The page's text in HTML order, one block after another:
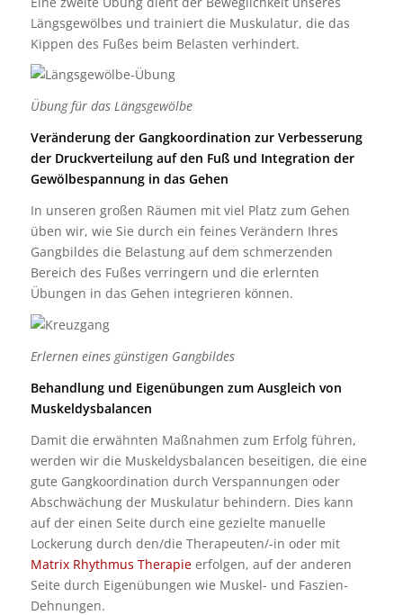
Längsgewölbes und trainiert die Muskulatur, die das
Kippen des Fußes beim Belasten verhindert.
Übung für das Längsgewölbe
Veränderung der Gangkoordination zur Verbesserung
der Druckverteilung auf den Fuß und Integration der
Gewölbespannung in das Gehen
In unseren großen Räumen mit viel Platz zum Gehen
üben wir, wie Sie durch ein feines Verändern Ihres
Gangbildes die Belastung auf dem schmerzenden
Bereich des Fußes verringern und die erlernten
Übungen in das Gehen integrieren können.
Erlernen eines günstigen Gangbildes
Behandlung und Eigenübungen zum Ausgleich von
Muskeldysbalancen
Damit die erwähnten Maßnahmen zum Erfolg führen,
werden wir die Muskeldysbalancen beseitigen, die eine
gute Gangkoordination durch Verspannungen oder
Abschwächung der Muskulatur behindern. Dies kann
auf der einen Seite durch eine gezielte manuelle
Lockerung durch den/die Therapeuten/-in oder mit
Matrix Rhythmus Therapieerfolgen, auf der anderen
Seite durch Eigenübungen wie Muskel- und Faszien-
Dehnungen.